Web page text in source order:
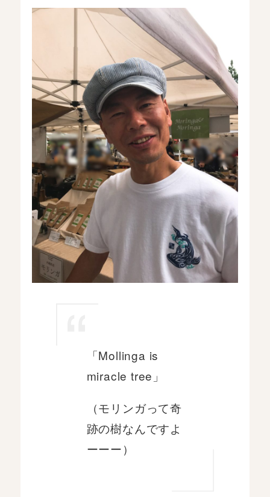
「Mollinga is
miracle tree」
（モリンガって奇
跡の樹なんですよ
ーーー）